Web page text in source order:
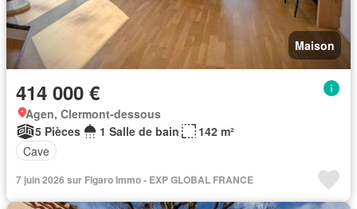
Maison
414 000 €
Agen, Clermont-dessous
5 Pièces
1 Salle de bain
142 m²
Cave
7 juin 2026 sur Figaro Immo - EXP GLOBAL FRANCE